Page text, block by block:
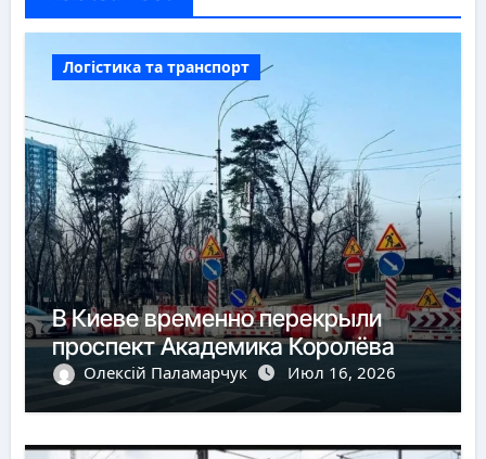
Логістика та транспорт
В Киеве временно перекрыли
проспект Академика Королёва
Олексій Паламарчук Июл 16, 2026